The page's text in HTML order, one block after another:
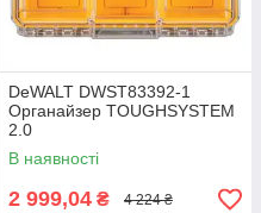
DeWALT DWST83392-1
Органайзер TOUGHSYSTEM
2.0
В наявності
2 999,04 ₴ 4 224 ₴